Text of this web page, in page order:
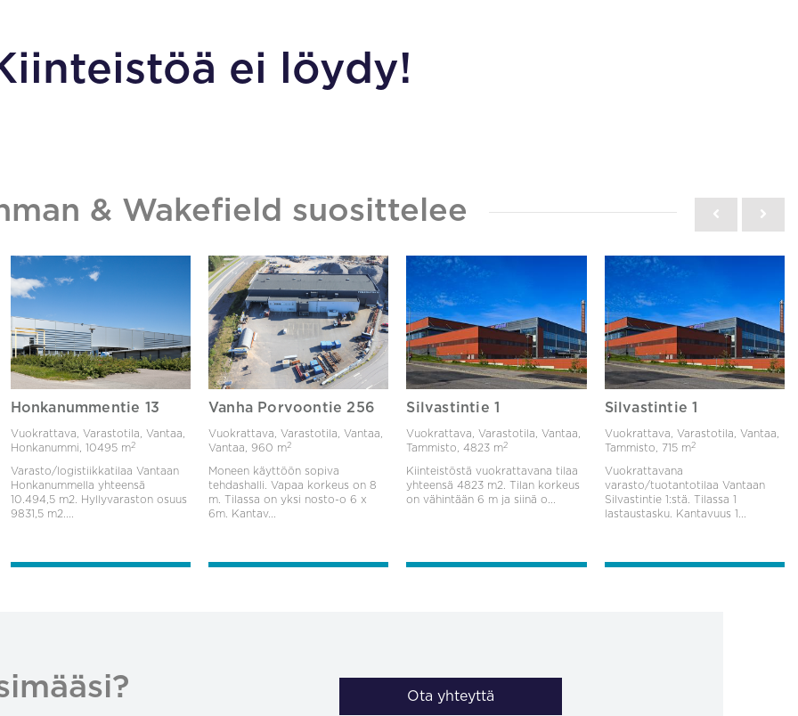
ei löydy!
& Wakefield suosittelee
Honkanummentie 13
Vuokrattava, Varastotila, Vantaa,
Honkanummi, 10495 m2
Varasto/logistiikkatilaa Vantaan
Honkanummella yhteensä
10.494,5 m2. Hyllyvaraston osuus
9831,5 m2....
Vanha Porvoontie 256
Vuokrattava, Varastotila, Vantaa,
Vantaa, 960 m2
Moneen käyttöön sopiva
tehdashalli. Vapaa korkeus on 8
m. Tilassa on yksi nosto-o 6 x
6m. Kantav...
Silvastintie 1
Vuokrattava, Varastotila, Vantaa,
Tammisto,4823 m2
Kiinteistöstä vuokrattavana tilaa
yhteensä 4823 m2. Tilan korkeus
on vähintään 6 m ja siinä o...
Silvastintie 1
Vuokrattava, Varastotila, Vantaa,
Tammisto,
715 m2
Vuokrattavana
varasto/tuotantotilaa Vantaan
Silvastintie 1:stä. Tilassa 1
lastaustasku. Kantavuus 1...
Ota yhteyttä